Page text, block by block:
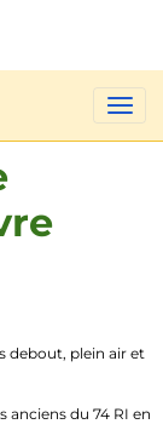
anciens du 74 RI en